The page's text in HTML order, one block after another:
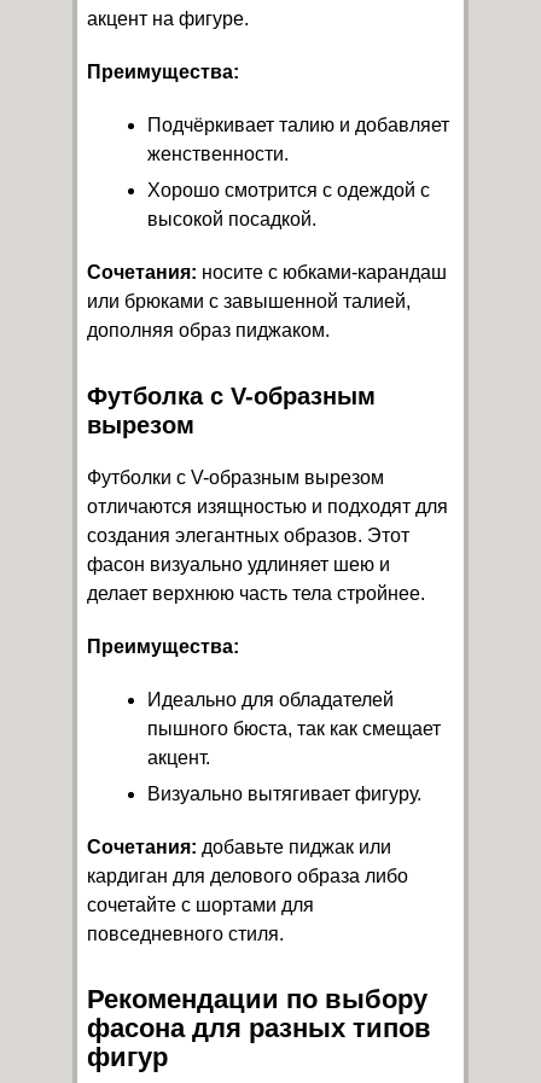
акцент на фигуре.
Преимущества:
Подчёркивает талию и добавляет
женственности.
Хорошо смотрится с одеждой с
высокой посадкой.
Сочетания: носите с юбками-карандаш
или брюками с завышенной талией,
дополняя образ пиджаком.
Футболка с V-образным
вырезом
Футболки с V-образным вырезом
отличаются изящностью и подходят для
создания элегантных образов. Этот
фасон визуально удлиняет шею и
делает верхнюю часть тела стройнее.
Преимущества:
Идеально для обладателей
пышного бюста, так как смещает
акцент.
Визуально вытягивает фигуру.
Сочетания: добавьте пиджак или
кардиган для делового образа либо
сочетайте с шортами для
повседневного стиля.
Рекомендации по выбору
фасона для разных типов
фигур